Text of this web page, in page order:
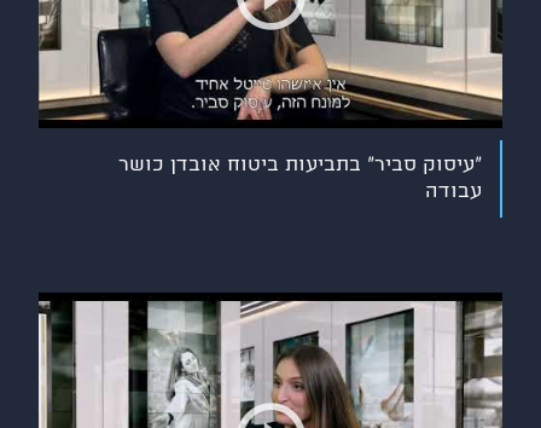
"עיסוק סביר" בתביעות ביטוח אובדן כושר
עבודה